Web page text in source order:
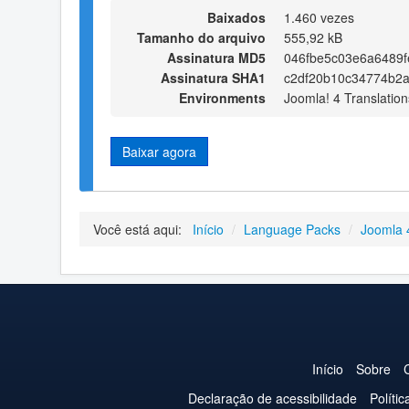
Baixados
1.460 vezes
Tamanho do arquivo
555,92 kB
Assinatura MD5
Assinatura SHA1
Environments
Joomla! 4
Baixar agora
Você está aqui: Início / Language Packs / Joomla
Início Sobre
Declaração de acessibilidade